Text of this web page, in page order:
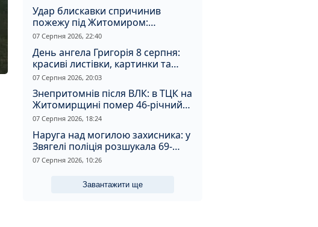
Удар блискавки спричинив
пожежу під Житомиром:
рятувальники витягли з вогню
07 Серпня 2026, 22:40
День ангела Григорія 8 серпня:
красиві листівки, картинки та
душевні привітання
07 Серпня 2026, 20:03
Знепритомнів після ВЛК: в ТЦК на
Житомирщині помер 46-річний
чоловік
07 Серпня 2026, 18:24
Наруга над могилою захисника: у
Звягелі поліція розшукала 69-
річного зловмисника
07 Серпня 2026, 10:26
Завантажити ще